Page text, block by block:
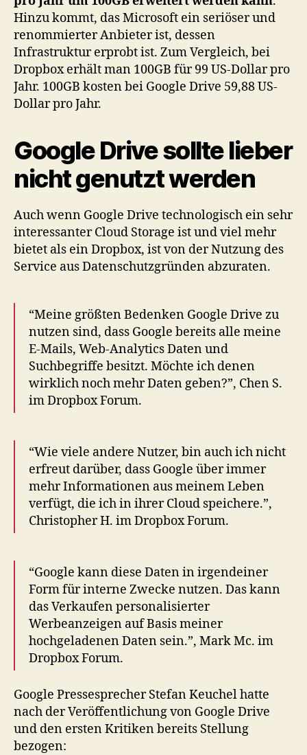
Hinzu kommt, das Microsoft ein seriöser und
renommierter Anbieter ist, dessen
Infrastruktur erprobt ist. Zum Vergleich, bei
Dropbox erhält man 100GB für 99 US-Dollar pro
Jahr. 100GB kosten bei Google Drive 59,88 US-
Dollar pro Jahr.
Google Drive sollte lieber
nicht genutzt werden
Auch wenn Google Drive technologisch ein sehr
interessanter Cloud Storage ist und viel mehr
bietet als ein Dropbox, ist von der Nutzung des
Service aus Datenschutzgründen abzuraten.
“Meine größten Bedenken Google Drive zu
nutzen sind, dass Google bereits alle meine
E-Mails, Web-Analytics Daten und
Suchbegriffe besitzt. Möchte ich denen
wirklich noch mehr Daten geben?”, Chen S.
im Dropbox Forum.
“Wie viele andere Nutzer, bin auch ich nicht
erfreut darüber, dass Google über immer
mehr Informationen aus meinem Leben
verfügt, die ich in ihrer Cloud speichere.”,
Christopher H. im Dropbox Forum.
“Google kann diese Daten in irgendeiner
Form für interne Zwecke nutzen. Das kann
das Verkaufen personalisierter
Werbeanzeigen auf Basis meiner
hochgeladenen Daten sein.”, Mark Mc. im
Dropbox Forum.
Google Pressesprecher Stefan Keuchel hatte
nach der Veröffentlichung von Google Drive
und den ersten Kritiken bereits Stellung
bezogen: